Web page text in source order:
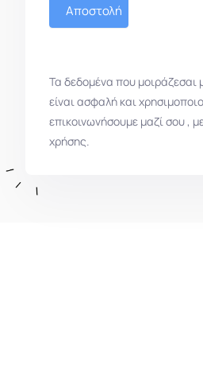
Αποστολή
Τα δεδομένα που μοιράζεσαι
είναι ασφαλή και
επικοινωνήσουμε μαζί σου ,
χρήσης.